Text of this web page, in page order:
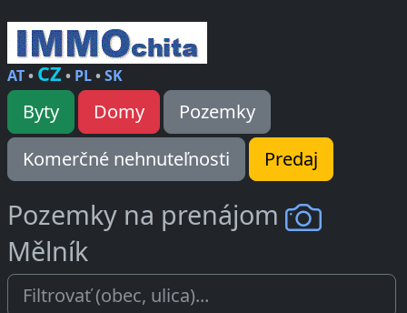
AT• CZ • PL•SK
Byty Domy
Pozemky
Komerčné nehnuteľnosti
Predaj
Pozemky na prenájom
Mělník